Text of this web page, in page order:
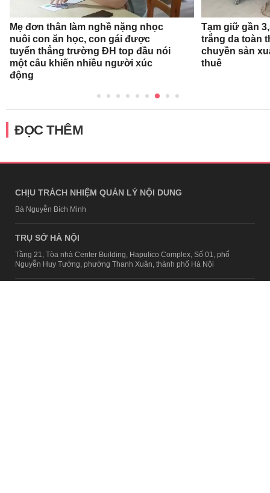
Mẹ đơn thân làm nghề nặng nhọc
nuôi con ăn học, con gái được
tuyển thẳng trường ĐH top đầu nói
một câu khiến nhiều người xúc
động
Tạm giữ gần
trắng da toàn
chuyền sản
thuê
ĐỌC THÊM
CHỊU TRÁCH NHIỆM QUẢN LÝ NỘI DUNG
Bà Nguyễn Bích Minh
TRỤ SỞ HÀ NỘI
Tầng 21, Tòa nhà Center Building, Hapulico Complex, Số 01, phố
Nguyễn Huy Tưởng, phường Thanh Xuân, thành phố Hà Nội